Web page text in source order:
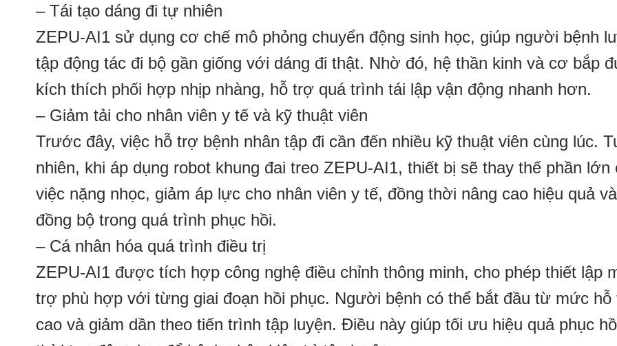
– Tái tạo dáng đi tự nhiên
ZEPU-AI1 sử dụng cơ chế mô phỏng chuyển động sinh học, giúp người bệnh
tập động tác đi bộ gần giống với dáng đi thật. Nhờ đó, hệ thần kinh và cơ bắp
kích thích phối hợp nhịp nhàng, hỗ trợ quá trình tái lập vận động nhanh hơn.
– Giảm tải cho nhân viên y tế và kỹ thuật viên
Trước đây, việc hỗ trợ bệnh nhân tập đi cần đến nhiều kỹ thuật viên cùng lúc.
nhiên, khi áp dụng robot khung đai treo ZEPU-AI1, thiết bị sẽ thay thế phần lớn
việc nặng nhọc, giảm áp lực cho nhân viên y tế, đồng thời nâng cao hiệu quả
đồng bộ trong quá trình phục hồi.
– Cá nhân hóa quá trình điều trị
ZEPU-AI1 được tích hợp công nghệ điều chỉnh thông minh, cho phép thiết lập
trợ phù hợp với từng giai đoạn hồi phục. Người bệnh có thể bắt đầu từ mức hỗ
cao và giảm dần theo tiến trình tập luyện. Điều này giúp tối ưu hiệu quả phục